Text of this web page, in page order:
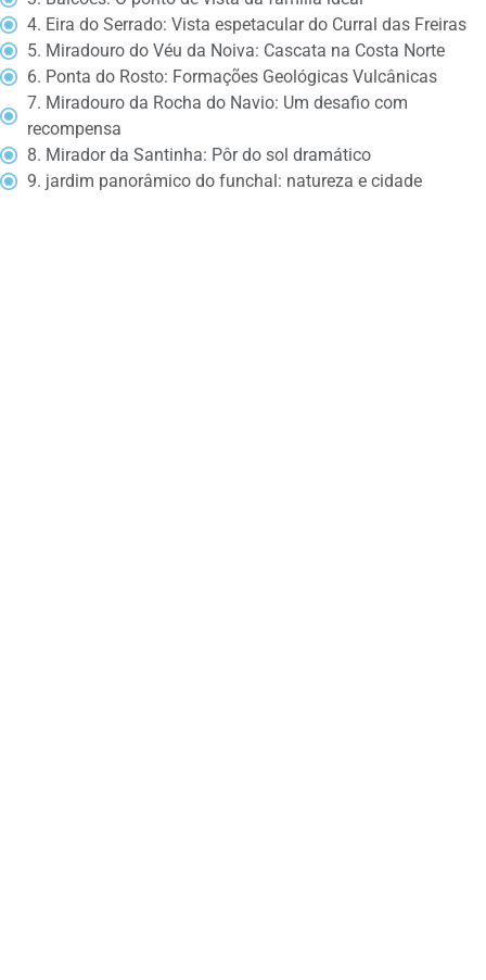
4. Eira do Serrado: Vista espetacular do Curral das Freiras
5. Miradouro do Véu da Noiva: Cascata na Costa Norte
6. Ponta do Rosto: Formações Geológicas Vulcânicas
7. Miradouro da Rocha do Navio: Um desafio com
recompensa
8. Mirador da Santinha: Pôr do sol dramático
9. jardim panorâmico do funchal: natureza e cidade